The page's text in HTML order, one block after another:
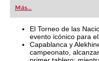
first steps into the world of
playing at a tournament level:
train more efficiently,
more personalised approach
Más...
El Torneo de las
evento icónico para
Capablanca y
campeonato,